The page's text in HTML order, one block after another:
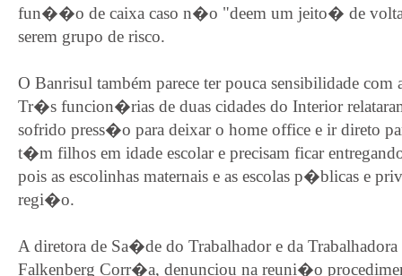
fun��o de caixa caso n�o "deem um jeito� de
serem grupo de risco.
O Banrisul também parece ter pouca sensibilidade com
Tr�s funcion�rias de duas cidades do Interior
sofrido press�o para deixar o home office e ir direto
t�m filhos em idade escolar e precisam ficar
pois as escolinhas maternais e as escolas p�blicas e
regi�o.
A diretora de Sa�de do Trabalhador e da
Falkenberg Corr�a, denunciou na reuni�o